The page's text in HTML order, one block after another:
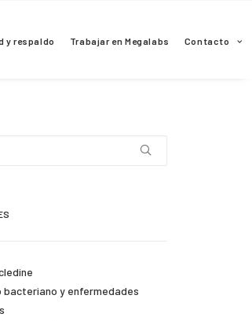
y respaldo Trabajar en Megalabs Contacto
y enfermedades